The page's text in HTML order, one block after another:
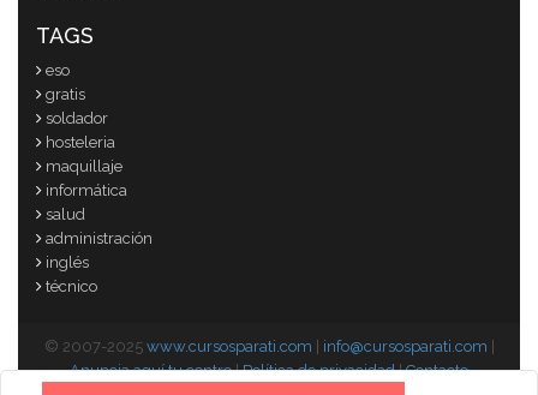
TAGS
eso
gratis
soldador
hosteleria
maquillaje
informática
salud
administración
inglés
técnico
© 2007-2025 www.cursosparati.com info@cursosparati.com
Anuncia aquí tu centro|Política de privacidad|Contacto